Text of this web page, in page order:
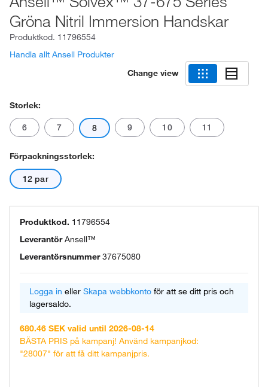
Gröna Nitril Immersion Handskar
Produktkod. 11796554
Handla allt Ansell Produkter
Change view
Storlek:
6 7 8 9 10 11
Förpackningsstorlek:
12 par
Produktkod. 11796554
LeverantörAnsell™
Leverantörsnummer 37675080
Logga in eller Skapa webbkonto för att se ditt pris och
lagersaldo.
680.46 SEK valid until 2026-08-14
BÄSTA PRIS på kampanj! Använd kampanjkod:
"28007" för att få ditt kampanjpris.